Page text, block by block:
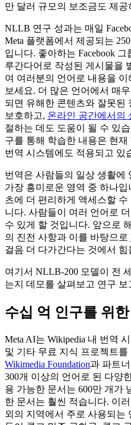
만 달러 규모의 보조금도 제공
NLLB 연구 성과는 매일
Meta 플랫폼에서 제공되는
입니다. 좋아하는 Facebook
루간다어로 작성된 게시물을
여 여러분의 언어로 내용을
보세요. 더 많은 언어에서 매
되면 유해한 콘텐츠와 잘못된
보호하고, 온라인 공간에서의
절하는 데도 도움이 될 수 있
구를 통해 학습한 내용은 현
번역 시스템에도 적용되고 있
번역은 사람들의 일상 생활에
가장 흥미로운 영역 중 하나
츠에 더 편리하게 액세스할
니다. 사람들이 여러 언어로
수 있게 할 것입니다. 앞으로
의 진전 사항과 이를 바탕으로
걸음 더 다가간다는 것에서
여기서 NLLB-200 모델이 전
는지 데모를 살펴보고 연구
수십 억 인구를 위
Meta AI는 Wikipedia 내 번역
및 기타 무료 지식 프로젝트
Wikimedia Foundation과 파트
300개 이상의 언어로 된 다양
용 가능한 문서는 600만 개가
한 문서는 훨씬 적습니다. 이
외의 지역에서 주로 사용되는